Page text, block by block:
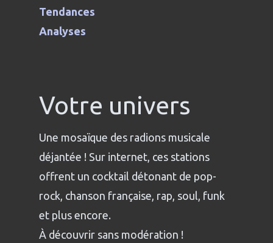
Tendances
Analyses
Votre univers
Une mosaïque des radions musicale
déjantée ! Sur internet, ces stations
offrent un cocktail détonant de pop-
rock, chanson française, rap, soul, funk
et plus encore.
À découvrir sans modération !